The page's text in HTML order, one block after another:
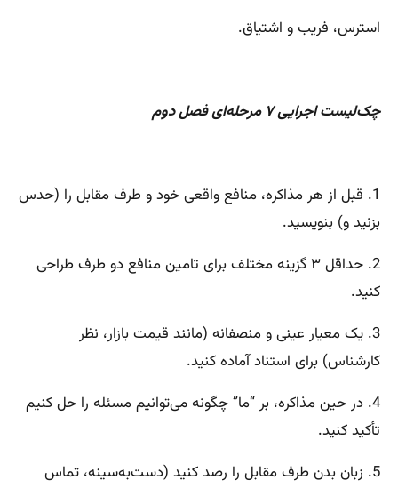
استرس، فریب و اشتیاق.
چک‌لیست اجرایی ۷ مرحله‌ای فصل دوم
1. قبل از هر مذاکره، منافع واقعی خود و طرف مقابل را (حدس
بزنید و) بنویسید.
2. حداقل ۳ گزینه مختلف برای تامین منافع دو طرف طراحی
کنید.
3. یک معیار عینی و منصفانه (مانند قیمت بازار، نظر
کارشناس) برای استناد آماده کنید.
4. در حین مذاکره، بر “ما” چگونه می‌توانیم مسئله را حل کنیم
تأکید کنید.
5. زبان بدن طرف مقابل را رصد کنید (دست‌به‌سینه، تماس